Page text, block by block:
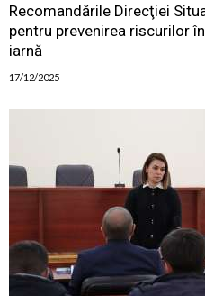
Recomandările Direcţiei
pentru prevenirea riscurilor
iarnă
17/12/2025